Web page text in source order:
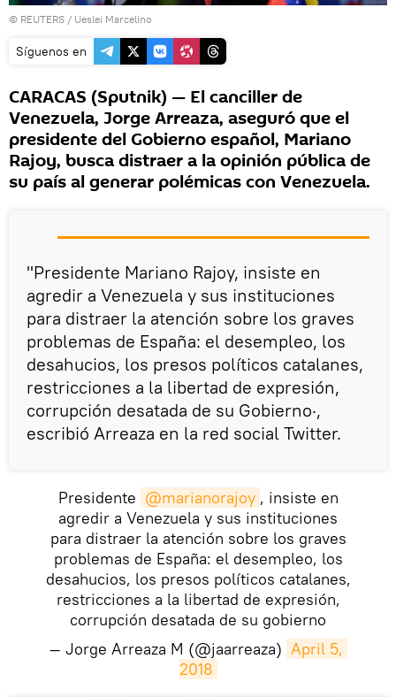
© REUTERS / Ueslei Marcelino
Síguenos en
CARACAS (Sputnik) — El canciller de
Venezuela, Jorge Arreaza, aseguró que el
presidente del Gobierno español, Mariano
Rajoy, busca distraer a la opinión pública de
su país al generar polémicas con Venezuela.
"Presidente Mariano Rajoy, insiste en
agredir a Venezuela y sus instituciones
para distraer la atención sobre los graves
problemas de España: el desempleo, los
desahucios, los presos políticos catalanes,
restricciones a la libertad de expresión,
corrupción desatada de su Gobierno·,
escribió Arreaza en la red social Twitter.
Presidente @marianorajoy , insiste en
agredir a Venezuela y sus instituciones
para distraer la atención sobre los graves
problemas de España: el desempleo, los
desahucios, los presos políticos catalanes,
restricciones a la libertad de expresión,
corrupción desatada de su gobierno
— Jorge Arreaza M (@jaarreaza) April 5,
2018